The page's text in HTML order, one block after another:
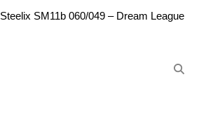
Steelix SM11b 060/049 – Dream League